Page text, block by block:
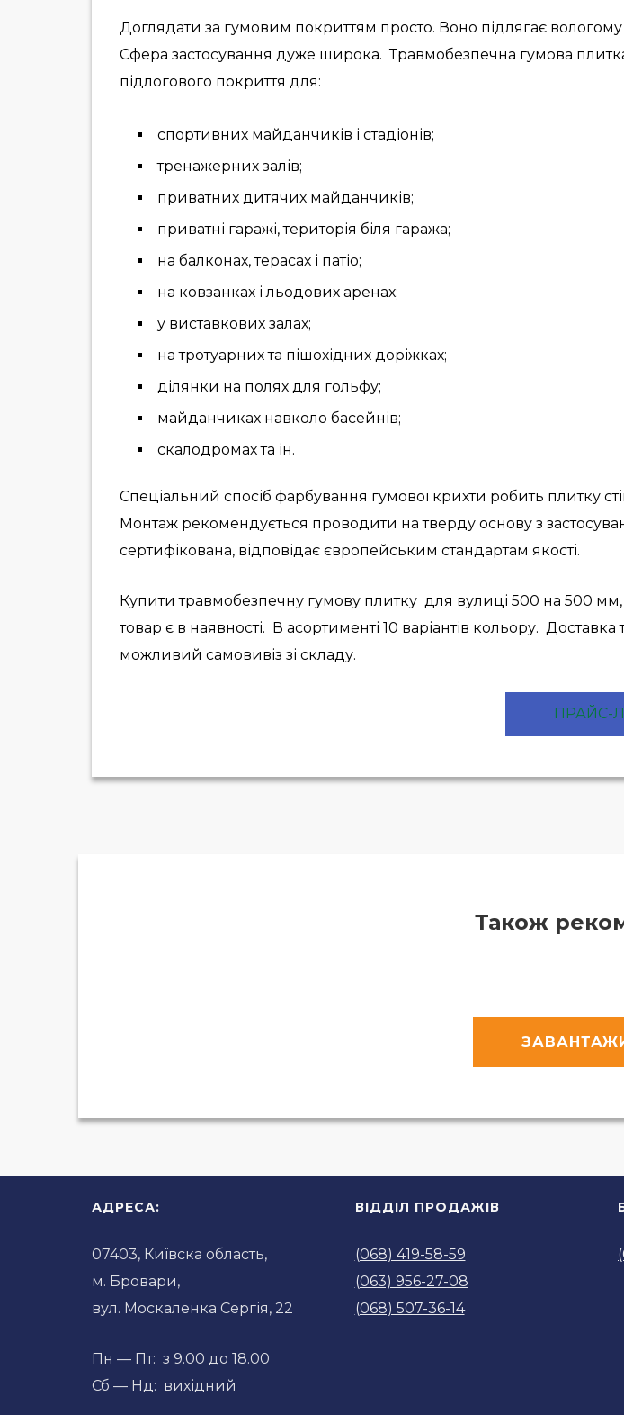
Доглядати за гумовим покриттям просто. Воно підлягає
Сфера застосування дуже широка. Травмобезпечна гумова
підлогового покриття для:
спортивних майданчиків і стадіонів;
тренажерних залів;
приватних дитячих майданчиків;
приватні гаражі, територія біля гаража;
на балконах, терасах і патіо;
на ковзанках і льодових аренах;
у виставкових залах;
на тротуарних та пішохідних доріжках;
ділянки на полях для гольфу;
майданчиках навколо басейнів;
скалодромах та ін.
Спеціальний спосіб фарбування гумової крихти робить плитку
Монтаж рекомендується проводити на тверду основу з
сертифікована, відповідає європейським стандартам якості.
Купити травмобезпечну гумову плитку для вулиці 500 на 500
товар є в наявності. В асортименті 10 варіантів кольору.
можливий самовивіз зі складу.
ПРАЙС-
Також
АДРЕСА:
07403, Київска область,
м. Бровари,
вул. Москаленка Сергія, 22
Пн — Пт: з 9.00 до 18.00
Сб — Нд: вихідний
ВІДДІЛ ПРОДАЖІВ
(068) 419-58-59
(063) 956-27-08
(068) 507-36-14